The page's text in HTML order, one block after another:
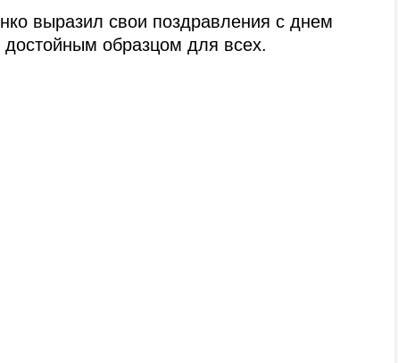
выразил свои поздравления с днем
образцом для всех.